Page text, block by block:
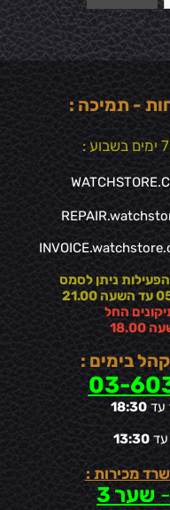
- תמיכה :
ניתן לסמס
החל
בימים :
03-
עד18:30
עד13:30
מכירות :
- שער 3